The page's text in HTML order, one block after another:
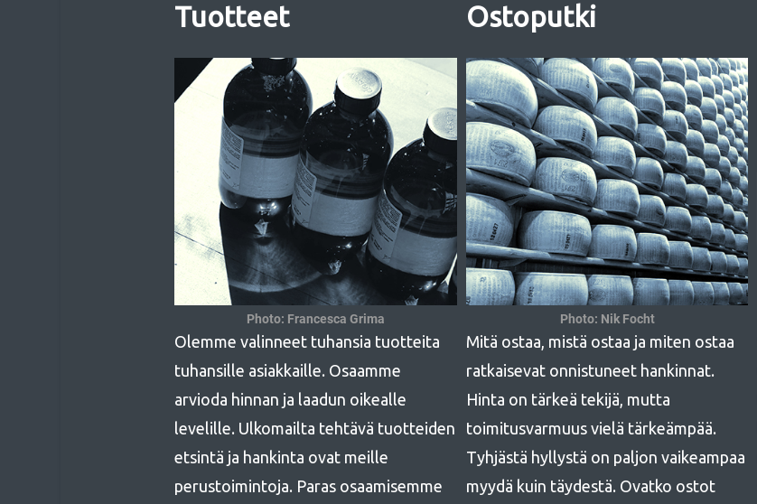
Tuotteet
Photo: Francesca Grima
Olemme valinneet tuhansia tuotteita
tuhansille asiakkaille. Osaamme
arvioda hinnan ja laadun oikealle
levelille. Ulkomailta tehtävä tuotteiden
etsintä ja hankinta ovat meille
perustoimintoja. Paras osaamisemme
Ostoputki
Photo: Nik Focht
Mitä ostaa, mistä ostaa ja miten ostaa
ratkaisevat onnistuneet hankinnat.
Hinta on tärkeä tekijä, mutta
toimitusvarmuus vielä tärkeämpää.
Tyhjästä hyllystä on paljon vaikeampaa
myydä kuin täydestä. Ovatko ostot